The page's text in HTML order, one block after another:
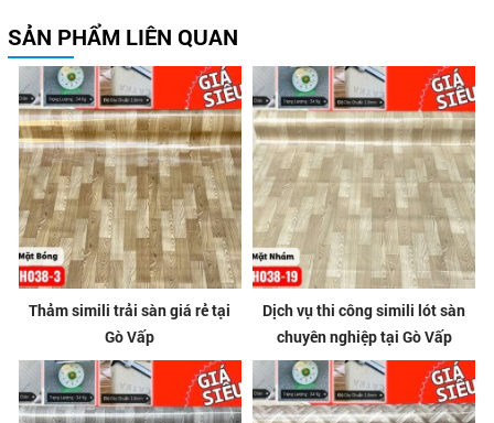
SẢN PHẨM LIÊN QUAN
Thảm simili trải sàn giá rẻ tại
Gò Vấp
Dịch vụ thi công simili lót sàn
chuyên nghiệp tại Gò Vấp